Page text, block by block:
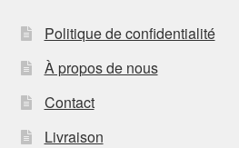
Politique de confidentialité
À propos de nous
Contact
Livraison